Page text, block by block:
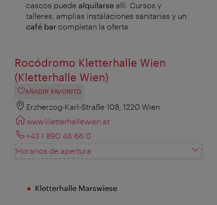
cascos puede alquilarse allí. Cursos y
talleres, amplias instalaciones sanitarias y un
café bar completan la oferta.
Rocódromo Kletterhalle Wien
(Kletterhalle Wien)
AÑADIR FAVORITO
Erzherzog-Karl-Straße 108, 1220 Wien
www.kletterhallewien.at
+43 1 890 46 66 0
Horarios de apertura
Kletterhalle Marswiese